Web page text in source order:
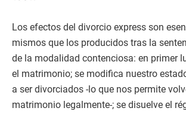
Los efectos del divorcio express son
mismos que los producidos tras la
de la modalidad contenciosa: en primer
el matrimonio; se modifica nuestro
a ser divorciados -lo que nos permite
matrimonio legalmente-; se disuelve el